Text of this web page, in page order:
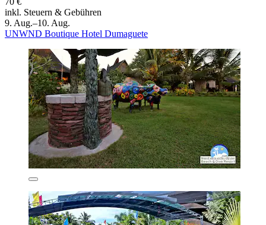
inkl. Steuern & Gebühren
9. Aug.–10. Aug.
UNWND Boutique Hotel Dumaguete